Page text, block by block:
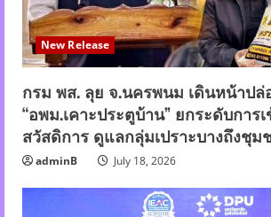
New Release
กรม พส. ลุย จ.นครพนม เดินหน้าปล่
“อพม.เคาะประตูบ้าน” ยกระดับการ
สวัสดิการ ดูแลกลุ่มเปราะบางถึงชุม
adminB July 18, 2026